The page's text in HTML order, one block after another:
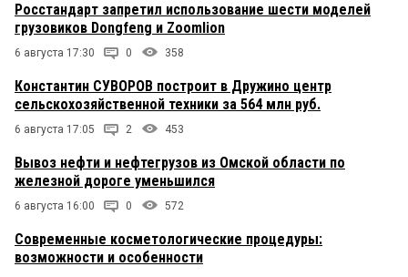
Росстандарт запретил использование шести моделей
грузовиков Dongfeng и Zoomlion
6 августа 17:30 0 358
Константин СУВОРОВ построит в Дружино центр
сельскохозяйственной техники за 564 млн руб.
6 августа 17:05 2 453
Вывоз нефти и нефтегрузов из Омской области по
железной дороге уменьшился
6 августа 16:00 0 572
Современные косметологические процедуры:
возможности и особенности